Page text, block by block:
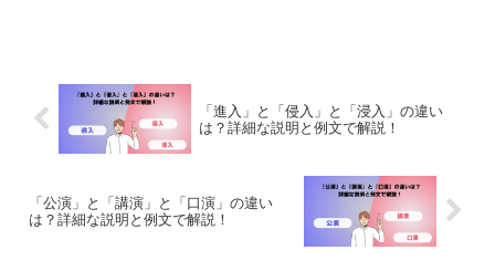
「進入」と「侵入」と「浸入」の違い
は？詳細な説明と例文で解説！
「公演」と「講演」と「口演」の違い
は？詳細な説明と例文で解説！